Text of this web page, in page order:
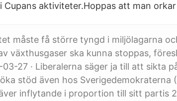
aktiviteter.Hoppas att man
måste få större tyngd i miljölagarna
växthusgaser ska kunna stoppas,
27 · Liberalerna säger ja till att sikta
stöd även hos Sverigedemokraterna
inflytande i proportion till sitt partis